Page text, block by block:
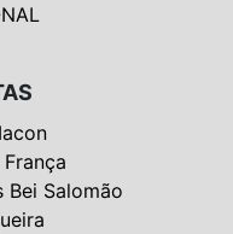
Bei Salomão